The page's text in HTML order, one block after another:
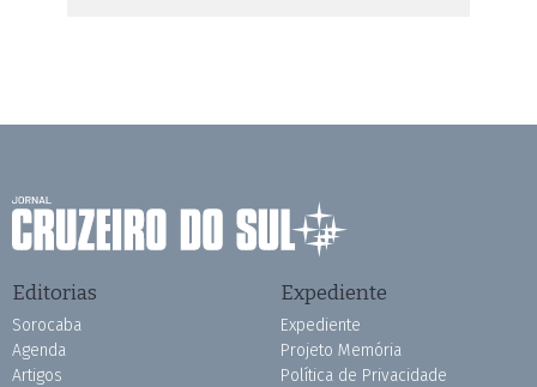
Editorias
Sorocaba
Agenda
Artigos
Expediente
Expediente
Projeto Memória
Política de Privacidade